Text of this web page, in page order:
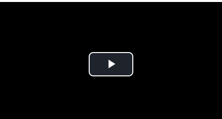
Play Video